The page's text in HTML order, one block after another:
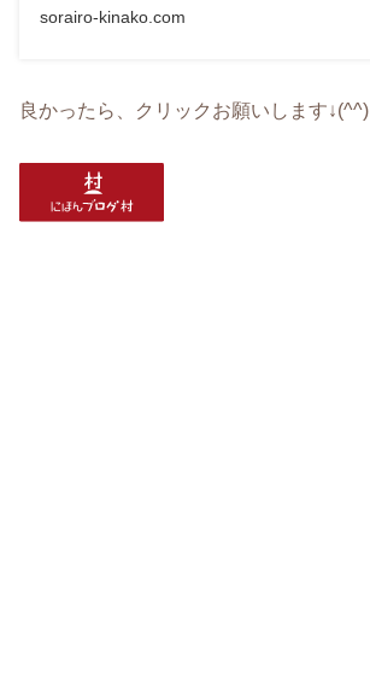
sorairo-kinako.com
良かったら、クリックお願いします↓(^^)